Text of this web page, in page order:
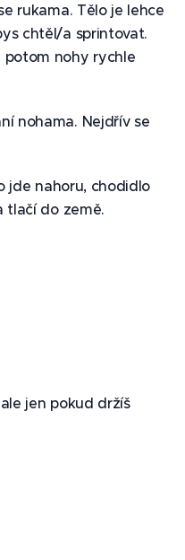
rukama. Tělo je lehce
chtěl/a sprintovat.
potom nohy rychle
nohama. Nejdřív se
jde nahoru, chodidlo
tlačí do země.
jen pokud držíš